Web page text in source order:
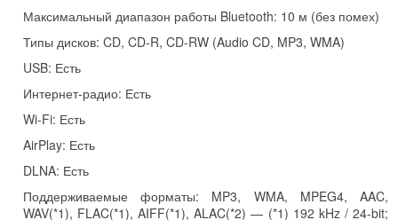
Максимальный диапазон работы Bluetooth: 10 м (без помех)
Типы дисков: CD, CD-R, CD-RW (Audio CD, MP3, WMA)
USB: Есть
Интернет-радио: Есть
Wi-Fi: Есть
AirPlay: Есть
DLNA: Есть
Поддерживаемые форматы: MP3, WMA, MPEG4, AAC,
WAV(*1), FLAC(*1), AIFF(*1), ALAC(*2) — (*1) 192 kHz / 24-bit;